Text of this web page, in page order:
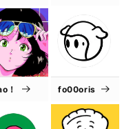
！ fo00oris